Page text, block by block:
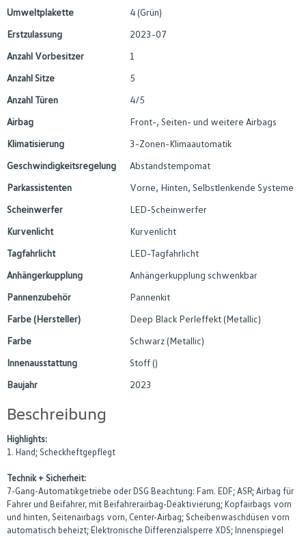
Umweltplakette
4 (Grün)
Erstzulassung
2023-07
Anzahl Vorbesitzer
1
Anzahl Sitze
5
Anzahl Türen
4/5
Airbag
Front-, Seiten- und weitere Airbags
Klimatisierung
3-Zonen-Klimaautomatik
Geschwindigkeitsregelung
Abstandstempomat
Parkassistenten
Vorne, Hinten, Selbstlenkende Systeme
Scheinwerfer
LED-Scheinwerfer
Kurvenlicht
Kurvenlicht
Tagfahrlicht
LED-Tagfahrlicht
Anhängerkupplung
Anhängerkupplung schwenkbar
Pannenzubehör
Pannenkit
Farbe (Hersteller)
Deep Black Perleffekt (Metallic)
Farbe
Schwarz (Metallic)
Innenausstattung
Stoff ()
Baujahr
2023
Beschreibung
Highlights:
1. Hand; Scheckheftgepflegt
Technik + Sicherheit:
7-Gang-Automatikgetriebe oder DSG Beachtung: Fam. EDF; ASR; Airbag für
Fahrer und Beifahrer, mit Beifahrerairbag-Deaktivierung; Kopfairbags vorn
und hinten, Seitenairbags vorn, Center-Airbag; Scheibenwaschdüsen vorn
automatisch beheizt; Elektronische Differenzialsperre XDS; Innenspiegel